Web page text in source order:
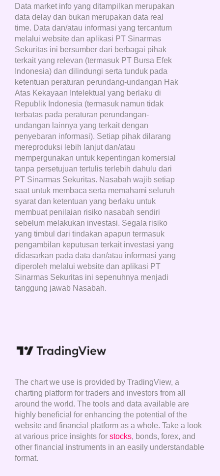
Data market info yang ditampilkan merupakan
data delay dan bukan merupakan data real
time. Data dan/atau informasi yang tercantum
melalui website dan aplikasi PT Sinarmas
Sekuritas ini bersumber dari berbagai pihak
terkait yang relevan (termasuk PT Bursa Efek
Indonesia) dan dilindungi serta tunduk pada
ketentuan peraturan perundang-undangan Hak
Atas Kekayaan Intelektual yang berlaku di
Republik Indonesia (termasuk namun tidak
terbatas pada peraturan perundangan-
undangan lainnya yang terkait dengan
penyebaran informasi). Setiap pihak dilarang
mereproduksi lebih lanjut dan/atau
mempergunakan untuk kepentingan komersial
tanpa persetujuan tertulis terlebih dahulu dari
PT Sinarmas Sekuritas. Nasabah wajib setiap
saat untuk membaca serta memahami seluruh
syarat dan ketentuan yang berlaku untuk
membuat penilaian risiko nasabah sendiri
sebelum melakukan investasi. Segala risiko
yang timbul dari tindakan apapun termasuk
pengambilan keputusan terkait investasi yang
didasarkan pada data dan/atau informasi yang
diperoleh melalui website dan aplikasi PT
Sinarmas Sekuritas ini sepenuhnya menjadi
tanggung jawab Nasabah.
The chart we use is provided by TradingView, a
charting platform for traders and investors from all
around the world. The tools and data available are
highly beneficial for enhancing the potential of the
website and financial platform as a whole. Take a look
at various price insights for stocks, bonds, forex, and
other financial instruments in an easily understandable
format.